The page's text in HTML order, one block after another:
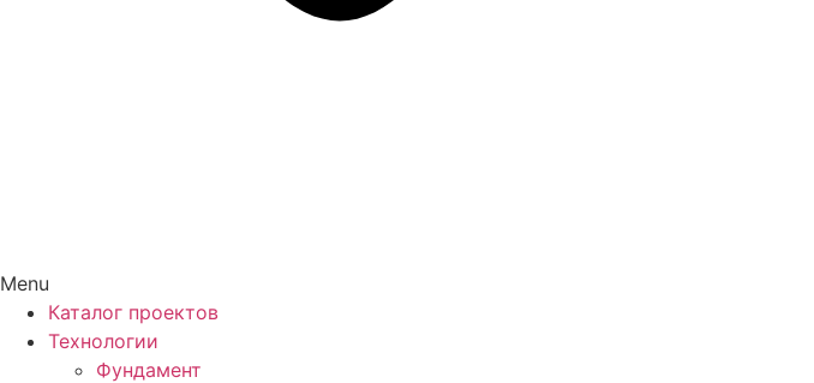
Menu
Каталог проектов
Технологии
Фундамент